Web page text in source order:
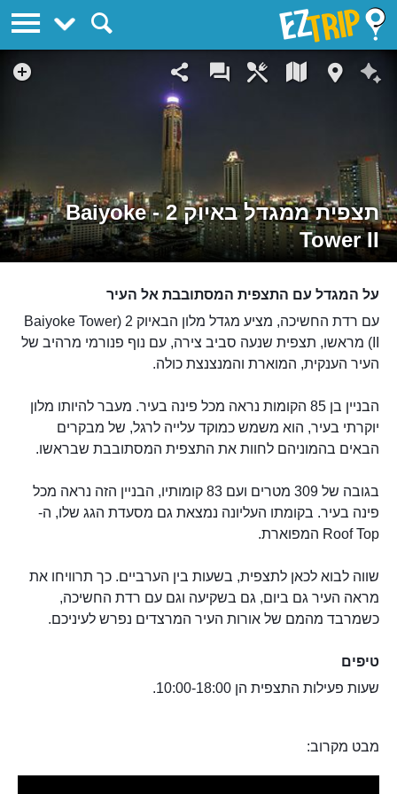
תצפית ממגדל באיוק 2 - Baiyoke
Tower II
על המגדל עם התצפית המסתובבת אל העיר
עם רדת החשיכה, מציע מגדל מלון הבאיוק 2 (Baiyoke Tower
II) מראשו, תצפית שנעה סביב צירה, עם נוף פנורמי מרהיב של
העיר הענקית, המוארת והמנצנצת כולה.
הבניין בן 85 הקומות נראה מכל פינה בעיר. מעבר להיותו מלון
יוקרתי בעיר, הוא משמש כמוקד עלייה לרגל, של מבקרים
הבאים בהמוניהם לחוות את התצפית המסתובבת שבראשו.
בגובה של 309 מטרים ועם 83 קומותיו, הבניין הזה נראה מכל
פינה בעיר. בקומתו העליונה נמצאת גם מסעדת הגג שלו, ה-
Roof Top המפוארת.
שווה לבוא לכאן לתצפית, בשעות בין הערביים. כך תרוויחו את
מראה העיר גם ביום, גם בשקיעה וגם עם רדת החשיכה,
כשמרבד מהמם של אורות העיר המרצדים נפרש לעיניכם.
טיפים
שעות פעילות התצפית הן 10:00-18:00.
מבט מקרוב:
EZTrip